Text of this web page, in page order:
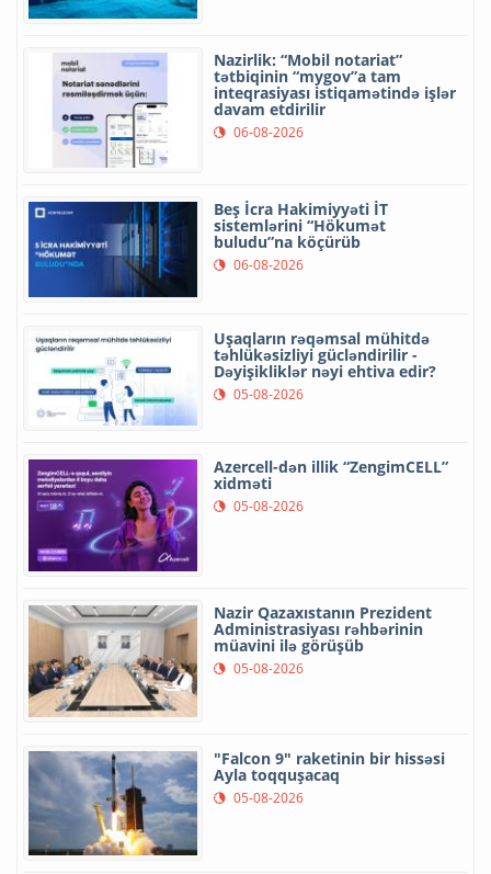
Nazirlik: “Mobil notariat”
tətbiqinin “mygov”a tam
inteqrasiyası istiqamətində işlər
davam etdirilir
06-08-2026
Beş İcra Hakimiyyəti İT
sistemlərini “Hökumət
buludu”na köçürüb
06-08-2026
Uşaqların rəqəmsal mühitdə
təhlükəsizliyi gücləndirilir -
Dəyişikliklər nəyi ehtiva edir?
05-08-2026
Azercell-dən illik “ZengimCELL”
xidməti
05-08-2026
Nazir Qazaxıstanın Prezident
Administrasiyası rəhbərinin
müavini ilə görüşüb
05-08-2026
"Falcon 9" raketinin bir hissəsi
Ayla toqquşacaq
05-08-2026